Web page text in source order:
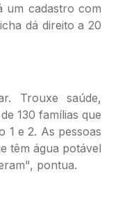
um cadastro com
dá direito a 20
Trouxe saúde,
130 famílias que
1 e 2. As pessoas
têm água potável
pontua.